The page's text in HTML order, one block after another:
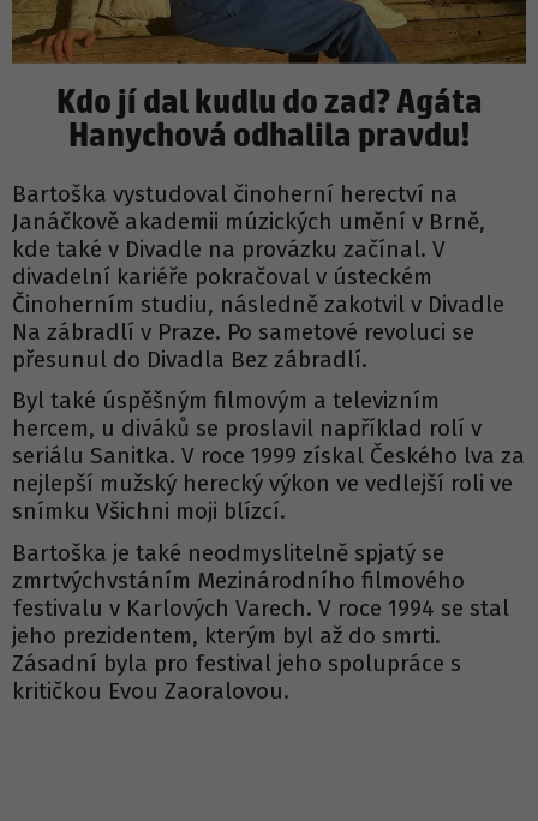
Kdo jí dal kudlu do zad? Agáta
Hanychová odhalila pravdu!
Bartoška vystudoval činoherní herectví na
Janáčkově akademii múzických umění v Brně,
kde také v Divadle na provázku začínal. V
divadelní kariéře pokračoval v ústeckém
Činoherním studiu, následně zakotvil v Divadle
Na zábradlí v Praze. Po sametové revoluci se
přesunul do Divadla Bez zábradlí.
Byl také úspěšným filmovým a televizním
hercem, u diváků se proslavil například rolí v
seriálu Sanitka. V roce 1999 získal Českého lva za
nejlepší mužský herecký výkon ve vedlejší roli ve
snímku Všichni moji blízcí.
Bartoška je také neodmyslitelně spjatý se
zmrtvýchvstáním Mezinárodního filmového
festivalu v Karlových Varech. V roce 1994 se stal
jeho prezidentem, kterým byl až do smrti.
Zásadní byla pro festival jeho spolupráce s
kritičkou Evou Zaoralovou.